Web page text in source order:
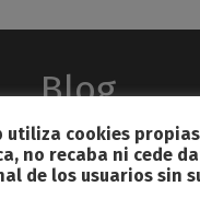
Blog
utiliza cookies
no recaba ni cede
de los usuarios sin